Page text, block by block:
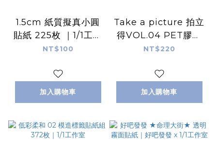
1.5cm 紙質擬真小圓
貼紙 225枚 ｜1/1工作
室
NT$100
加入購物車
Take a picture 拍立
得VOL.04 PET膠帶
｜1/1工作室
NT$220
加入購物車